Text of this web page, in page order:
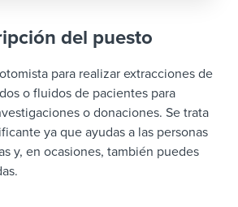
del puesto
para realizar extracciones de
o fluidos de pacientes para
o donaciones. Se trata
ya que ayudas a las personas
y, en ocasiones, también puedes